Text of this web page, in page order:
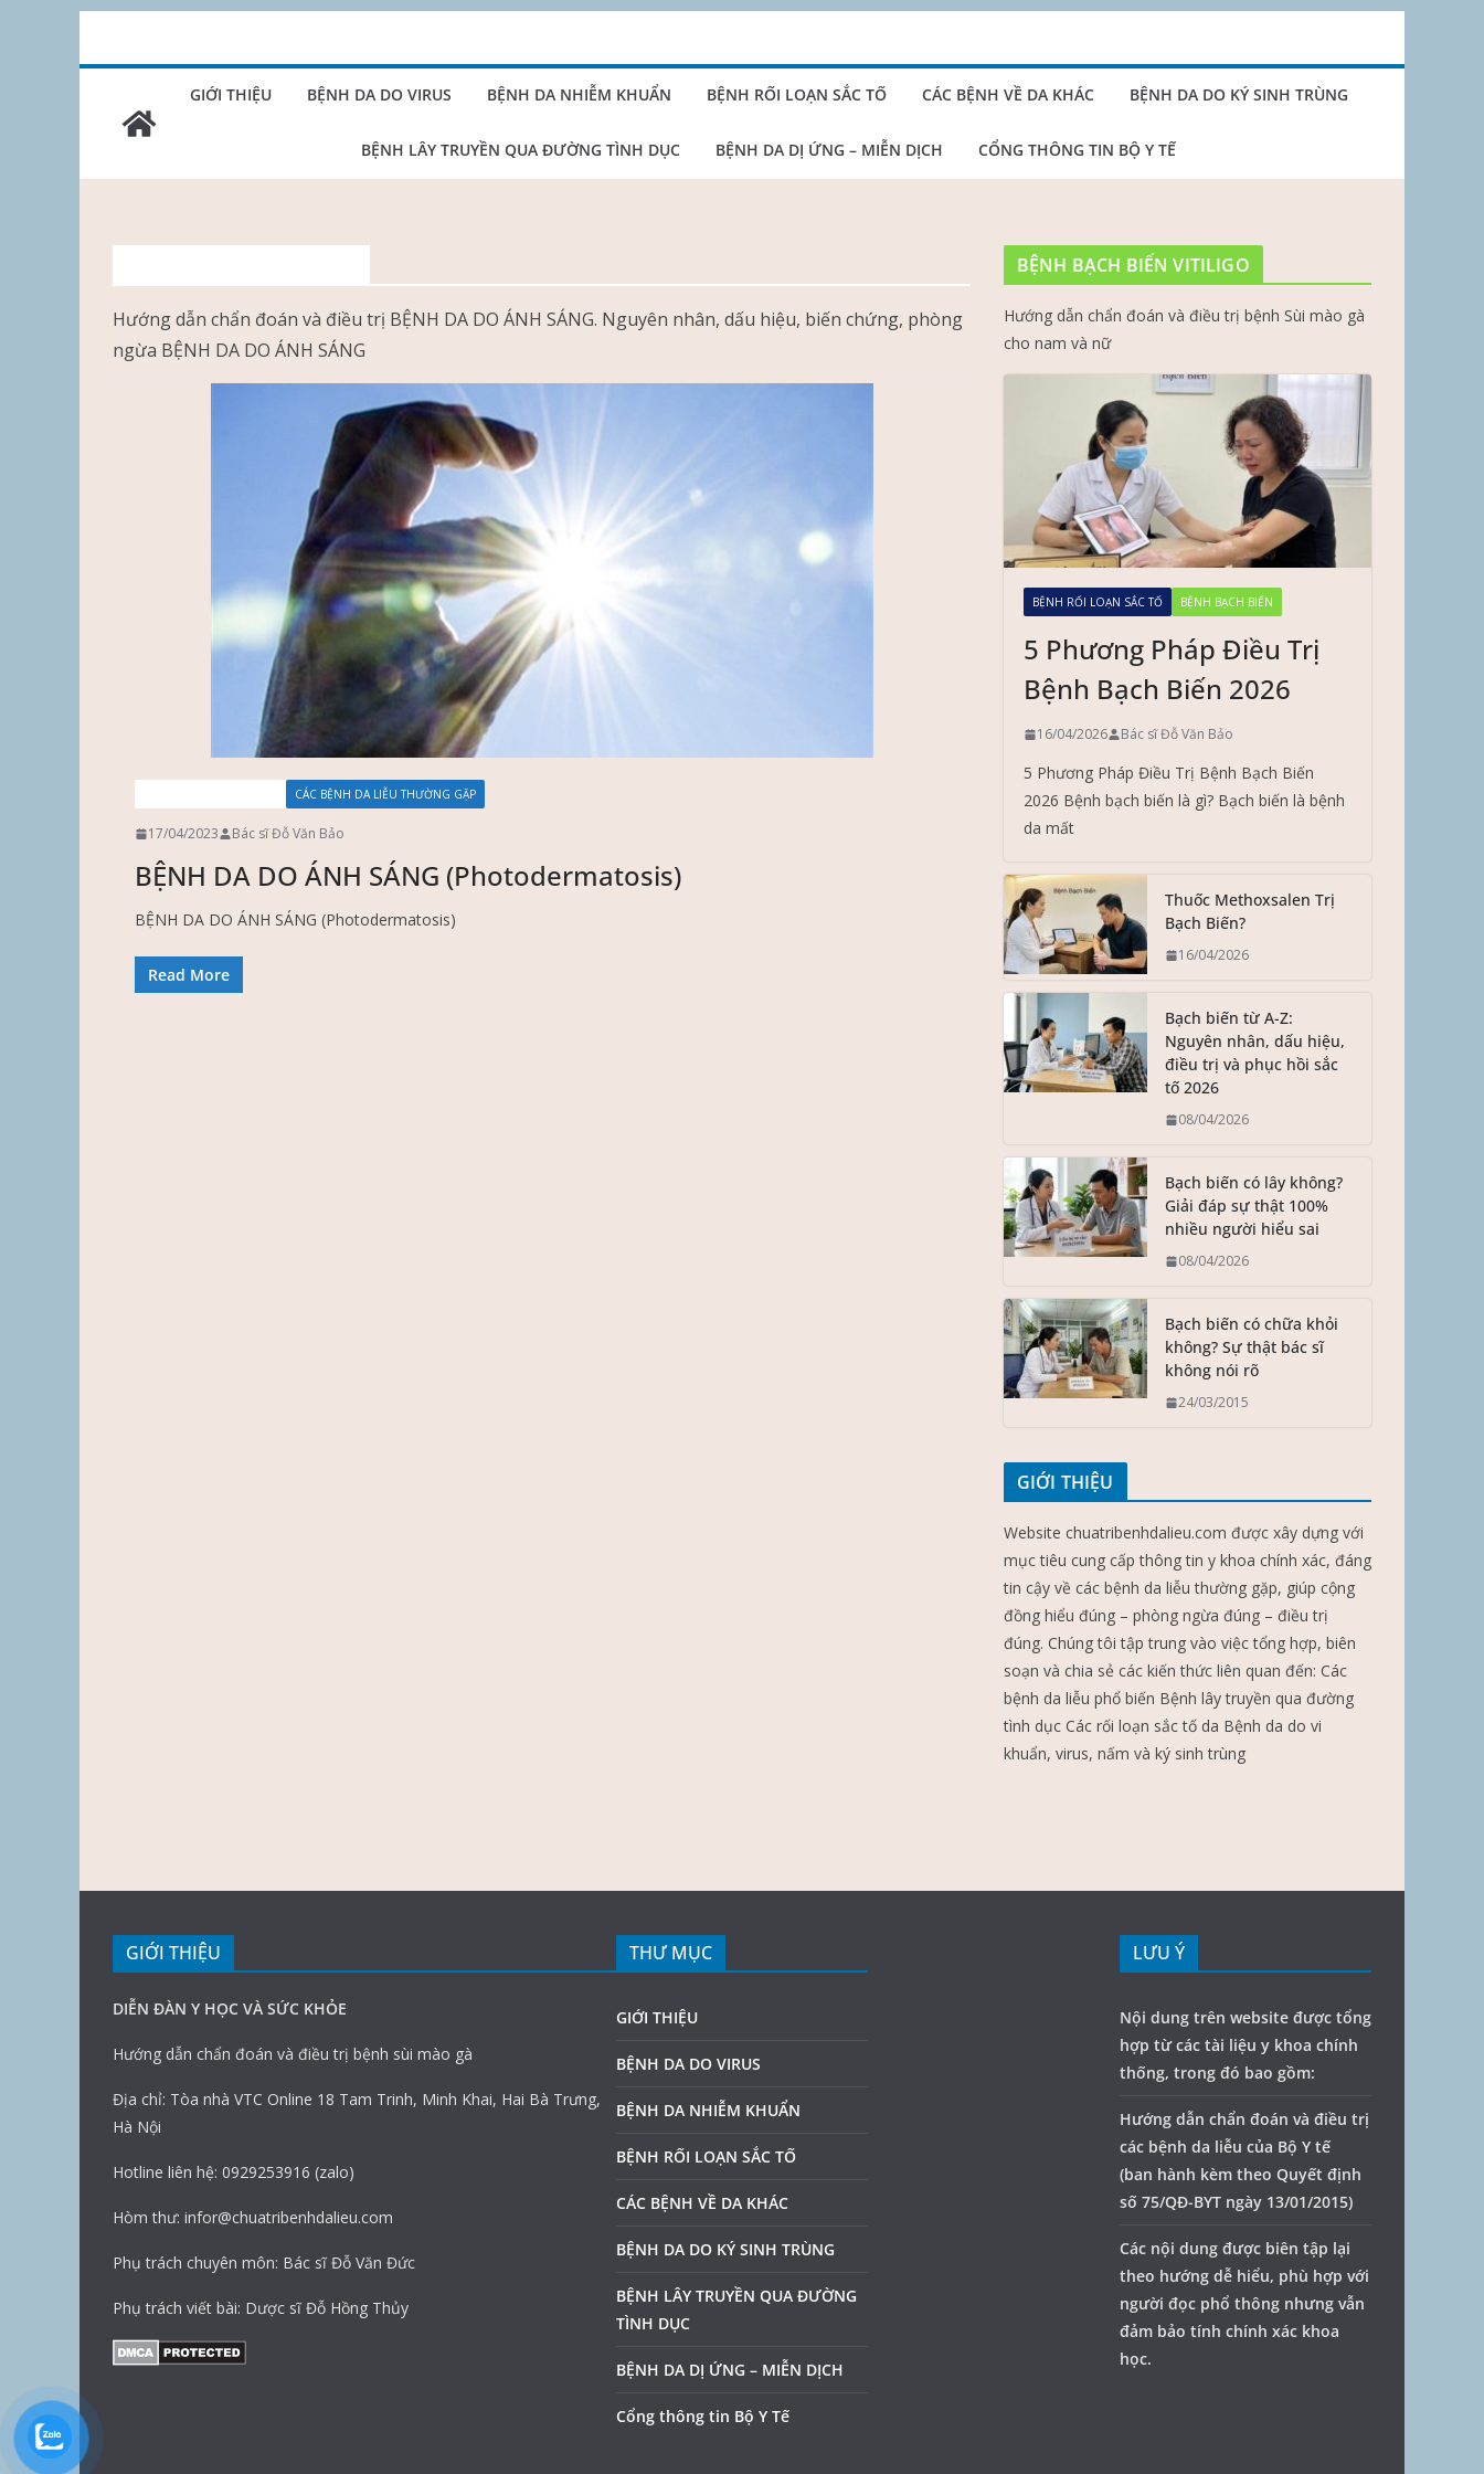
GIỚI THIỆU BỆNH DA DO VIRUS BỆNH DA NHIỄM KHUẨN BỆNH RỐI LOẠN SẮC TỐ CÁC BỆNH VỀ DA KHÁC BỆNH DA DO KÝ SINH TRÙNG
BỆNH LÂY TRUYỀN QUA ĐƯỜNG TÌNH DỤC BỆNH DA DỊ ỨNG – MIỄN DỊCH CỔNG THÔNG TIN BỘ Y TẾ
Hướng dẫn chẩn đoán và điều trị BỆNH DA DO ÁNH SÁNG. Nguyên nhân, dấu hiệu, biến chứng, phòng
ngừa BỆNH DA DO ÁNH SÁNG
CÁC BỆNH DA LIỄU THƯỜNG GẶP
17/04/2023 Bác sĩ Đỗ Văn Bảo
BỆNH DA DO ÁNH SÁNG (Photodermatosis)
BỆNH DA DO ÁNH SÁNG (Photodermatosis)
Read More
BỆNH BẠCH BIẾN VITILIGO
Hướng dẫn chẩn đoán và điều trị bệnh Sùi mào gà
cho nam và nữ
BỆNH RỐI LOẠN SẮC TỐ BỆNH BẠCH BIẾN
5 Phương Pháp Điều Trị
Bệnh Bạch Biến 2026
16/04/2026 Bác sĩ Đỗ Văn Bảo
5 Phương Pháp Điều Trị Bệnh Bạch Biến
2026 Bệnh bạch biến là gì? Bạch biến là bệnh
da mất
Thuốc Methoxsalen Trị
Bạch Biến?
16/04/2026
Bạch biến từ A-Z:
Nguyên nhân, dấu hiệu,
điều trị và phục hồi sắc
tố 2026
08/04/2026
Bạch biến có lây không?
Giải đáp sự thật 100%
nhiều người hiểu sai
08/04/2026
Bạch biến có chữa khỏi
không? Sự thật bác sĩ
không nói rõ
24/03/2015
GIỚI THIỆU
Website chuatribenhdalieu.com được xây dựng với
mục tiêu cung cấp thông tin y khoa chính xác, đáng
tin cậy về các bệnh da liễu thường gặp, giúp cộng
đồng hiểu đúng – phòng ngừa đúng – điều trị
đúng. Chúng tôi tập trung vào việc tổng hợp, biên
soạn và chia sẻ các kiến thức liên quan đến: Các
bệnh da liễu phổ biến Bệnh lây truyền qua đường
tình dục Các rối loạn sắc tố da Bệnh da do vi
khuẩn, virus, nấm và ký sinh trùng
GIỚI THIỆU
DIỄN ĐÀN Y HỌC VÀ SỨC KHỎE
Hướng dẫn chẩn đoán và điều trị bệnh sùi mào gà
Địa chỉ: Tòa nhà VTC Online 18 Tam Trinh, Minh Khai, Hai Bà Trưng,
Hà Nội
Hotline liên hệ: 0929253916 (zalo)
Hòm thư: infor@chuatribenhdalieu.com
Phụ trách chuyên môn: Bác sĩ Đỗ Văn Đức
Phụ trách viết bài: Dược sĩ Đỗ Hồng Thủy
THƯ MỤC
GIỚI THIỆU
BỆNH DA DO VIRUS
BỆNH DA NHIỄM KHUẨN
BỆNH RỐI LOẠN SẮC TỐ
CÁC BỆNH VỀ DA KHÁC
BỆNH DA DO KÝ SINH TRÙNG
BỆNH LÂY TRUYỀN QUA ĐƯỜNG
TÌNH DỤC
BỆNH DA DỊ ỨNG – MIỄN DỊCH
Cổng thông tin Bộ Y Tế
LƯU Ý
Nội dung trên website được tổng
hợp từ các tài liệu y khoa chính
thống, trong đó bao gồm:
Hướng dẫn chẩn đoán và điều trị
các bệnh da liễu của Bộ Y tế
(ban hành kèm theo Quyết định
số 75/QĐ-BYT ngày 13/01/2015)
Các nội dung được biên tập lại
theo hướng dễ hiểu, phù hợp với
người đọc phổ thông nhưng vẫn
đảm bảo tính chính xác khoa
học.